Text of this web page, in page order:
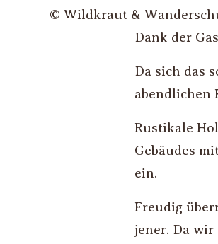
© Wildkraut &
Dank der
Da sich das
abendlichen
Rustikale
Gebäudes
ein.
Freudig
jener. Da wir